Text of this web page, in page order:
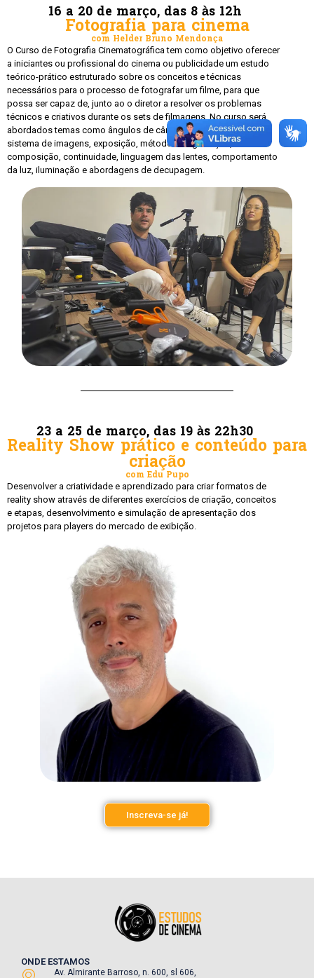
16 a 20 de março, das 8 às 12h
Fotografia para cinema
com Helder Bruno Mendonça
O Curso de Fotografia Cinematográfica tem como objetivo oferecer
a iniciantes ou profissional do cinema ou publicidade um estudo
teórico-prático estruturado sobre os conceitos e técnicas
necessários para o processo de fotografar um filme, para que
possa ser capaz de, junto ao o diretor a resolver os problemas
técnicos e criativos durante os sets de filmagens. No curso será
abordados temas como ângulos de câmera, enquadramentos,
sistema de imagens, exposição, métodos de gravação,
composição, continuidade, linguagem das lentes, comportamento
da luz, iluminação e abordagens de decupagem.
23 a 25 de março, das 19 às 22h30
Reality Show prático e conteúdo para
criação
com Edu Pupo
Desenvolver a criatividade e aprendizado para criar formatos de
reality show através de diferentes exercícios de criação, conceitos
e etapas, desenvolvimento e simulação de apresentação dos
projetos para players do mercado de exibição.
Inscreva-se já!
ONDE ESTAMOS
Av. Almirante Barroso, n. 600, sl 606,